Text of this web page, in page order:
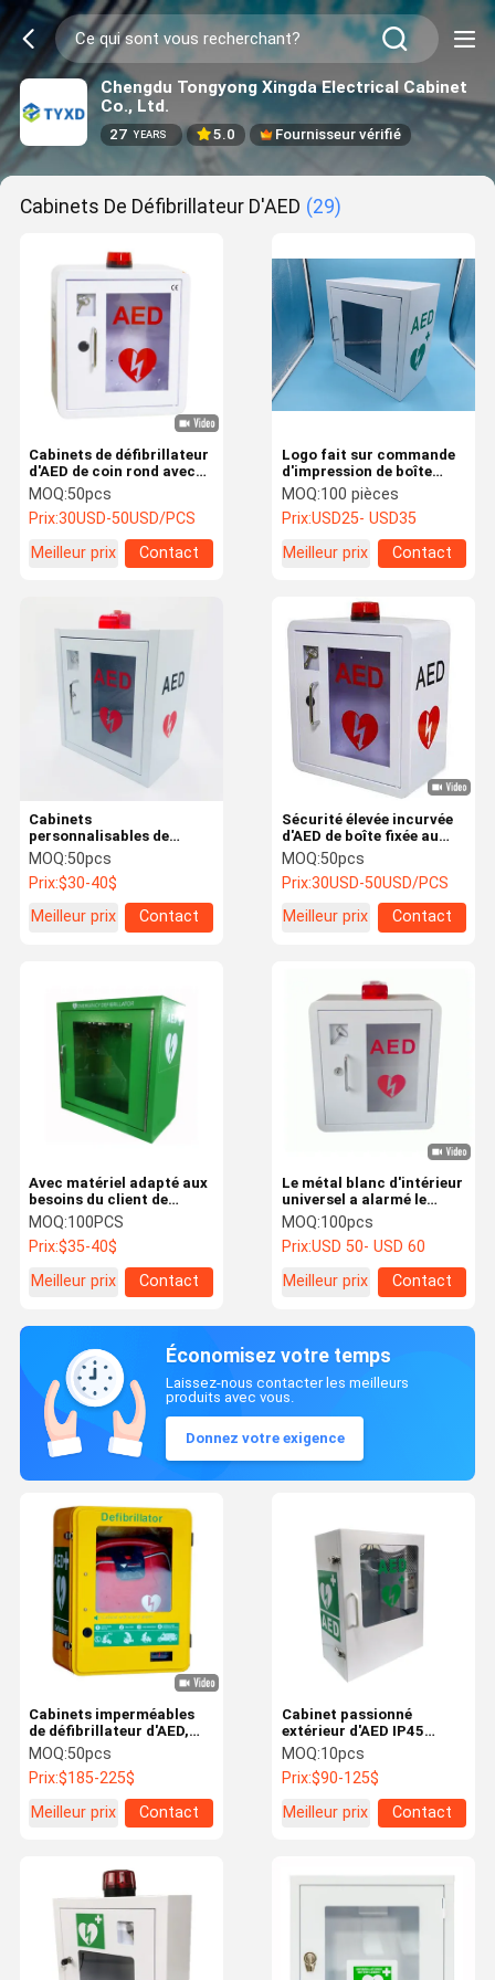
Chengdu Tongyong Xingda Electrical Cabinet
Co., Ltd.
27 YEARS 5.0 Fournisseur vérifié
Cabinets De Défibrillateur D'AED (29)
Cabinets de défibrillateur
d'AED de coin rond avec
l'approbation de la CE de
lumière de stroboscope
MOQ:50pcs
Prix:30USD-50USD/PCS
Meilleur prix
Contact
Logo fait sur commande
d'impression de boîte
fixée au mur de
défibrillateur d'AED
disponible
MOQ:100 pièces
Prix:USD25- USD35
Meilleur prix
Contact
Cabinets
personnalisables de
défibrillateur d'AED, boîte
alarmée 400x360x200mm
de mur d'AED
MOQ:50pcs
Prix:$30-40$
Meilleur prix
Contact
Sécurité élevée incurvée
d'AED de boîte fixée au
mur faisante le coin de
défibrillateur pour
d'intérieur
MOQ:50pcs
Prix:30USD-50USD/PCS
Meilleur prix
Contact
Avec matériel adapté aux
besoins du client de
Cabinets de défibrillateur
d'AED en métal/sans
alarme
MOQ:100PCS
Prix:$35-40$
Meilleur prix
Contact
Le métal blanc d'intérieur
universel a alarmé le
Cabinet de mur de
défibrillateur d'AED
MOQ:100pcs
Prix:USD 50- USD 60
Meilleur prix
Contact
Économisez votre temps
Laissez-nous contacter les meilleurs
produits avec vous.
Donnez votre exigence
Cabinet passionné
extérieur d'AED IP45
imperméable avec le
système d'alarme de 9V
120db
MOQ:10pcs
Prix:$90-125$
Meilleur prix
Contact
Cabinets imperméables
de défibrillateur d'AED,
Cabinet passionné
extérieur de défibrillateur
MOQ:50pcs
Prix:$185-225$
Meilleur prix
Contact